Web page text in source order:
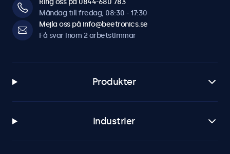
Ring oss på 0844-680 783
Måndag till fredag, 08:30 - 17:30
Mejla oss på info@beetronics.se
Få svar inom 2 arbetstimmar
Produkter
Industrier